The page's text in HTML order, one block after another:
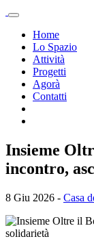
Home
Lo Spazio
Attività
Progetti
Agorà
Contatti
Insieme
incontro,
8 Giu 2026 - Casa